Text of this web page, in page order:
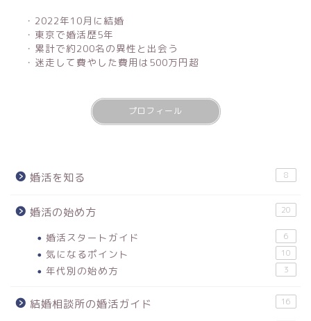
・2022年10月に結婚
・東京で婚活歴5年
・累計で約200名の異性と出会う
・迷走して費やした費用は500万円超
プロフィール
婚活を知る 8
婚活の始め方 20
婚活スタートガイド 6
気になるポイント 10
年代別の始め方 3
結婚相談所の婚活ガイド 16